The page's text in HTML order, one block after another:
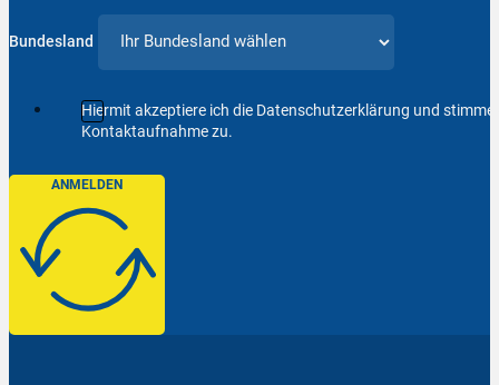
Bundesland
Hiermit akzeptiere ich die Datenschutzerklärung und
Kontaktaufnahme zu.
ANMELDEN